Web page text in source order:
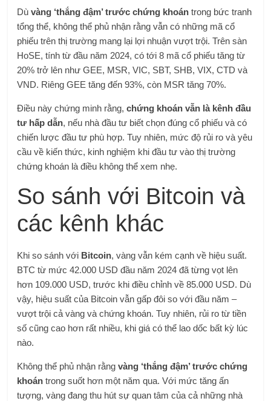
Dùvàng ‘thắng đậm’ trước chứng khoán trong bức tranh
tổng thể, không thể phủ nhận rằng vẫn có những mã cổ
phiếu trên thị trường mang lại lợi nhuận vượt trội. Trên sàn
HoSE, tính từ đầu năm 2024, có tới 8 mã cổ phiếu tăng từ
20% trở lên như GEE, MSR, VIC, SBT, SHB, VIX, CTD và
VND. Riêng GEE tăng đến 93%, còn MSR tăng 70%.
Điều này chứng minh rằng,chứng khoán vẫn là kênh đầu
tư hấp dẫn, nếu nhà đầu tư biết chọn đúng cổ phiếu và có
chiến lược đầu tư phù hợp. Tuy nhiên, mức độ rủi ro và yêu
cầu về kiến thức, kinh nghiệm khi đầu tư vào thị trường
chứng khoán là điều không thể xem nhẹ.
So sánh với Bitcoin và
các kênh khác
Khi so sánh với Bitcoin, vàng vẫn kém cạnh về hiệu suất.
BTC từ mức 42.000 USD đầu năm 2024 đã từng vọt lên
hơn 109.000 USD, trước khi điều chỉnh về 85.000 USD. Dù
vậy, hiệu suất của Bitcoin vẫn gấp đôi so với đầu năm –
vượt trội cả vàng và chứng khoán. Tuy nhiên, rủi ro từ tiền
số cũng cao hơn rất nhiều, khi giá có thể lao dốc bất kỳ lúc
nào.
Không thể phủ nhận rằngvàng ‘thắng đậm’ trước chứng
khoán trong suốt hơn một năm qua. Với mức tăng ấn
tượng, vàng đang thu hút sự quan tâm của cả những nhà